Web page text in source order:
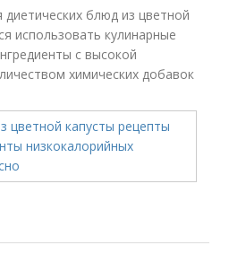
блюд из цветной
использовать кулинарные
с высокой
химических добавок